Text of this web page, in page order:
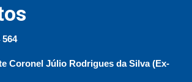
564
Coronel Júlio Rodrigues da Silva (Ex-